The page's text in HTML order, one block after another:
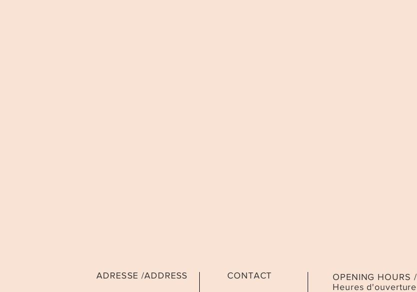
ADRESSE /ADDRESS CONTACT
OPENING HOURS /
Heures d'ouverture